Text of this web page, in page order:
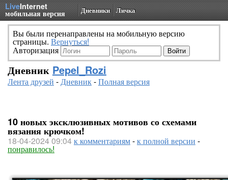
LiveInternet
мобильная версия Дневники Личка
Вы были перенаправлены на мобильную версию
страницы. Вернуться!
Авторизация
Дневник Pepel_Rozi
Лента друзей -Дневник-Полная версия
10 новых эксклюзивных мотивов со схемами
вязания крючком!
18-04-2024 09:04к комментариям-к полной версии -
понравилось!